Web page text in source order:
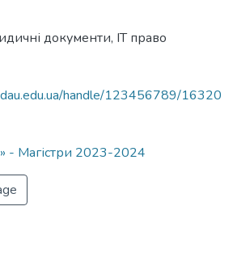
документи, ІТ право
handle/123456789/16320
- Магістри 2023-2024